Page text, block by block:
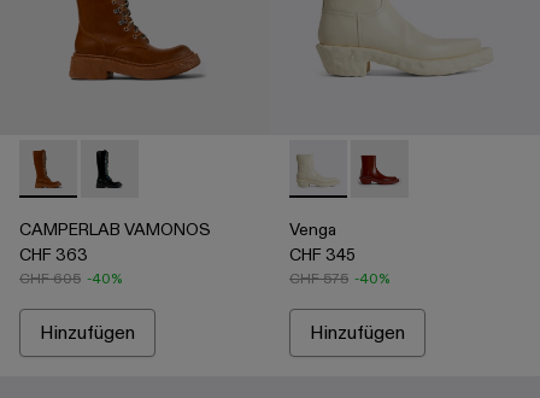
CAMPERLAB VAMONOS - A700025-002 - Brauner
CAMPERLAB VAMONOS - A700025-001
CAMPERLAB VAMONOS
CHF 363
CHF 605 -40%
Hinzufügen
Venga - K300447-003 -
Venga - K300447-
Venga
CHF 345
CHF 575 -40%
Hinzufügen